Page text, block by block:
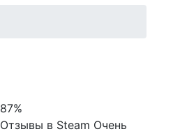
87%
Отзывы в Steam Очень